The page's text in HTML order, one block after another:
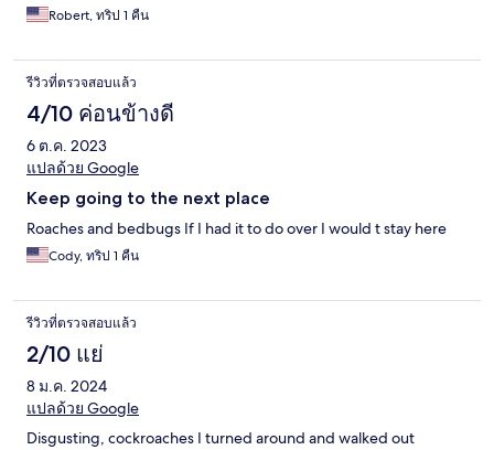
Robert, ทริป 1 คืน
รีวิวที่ตรวจสอบแล้ว
4/10 ค่อนข้างดี
6 ต.ค. 2023
แปลด้วย Google
Keep going to the next place
Roaches and bedbugs If I had it to do over I would t stay here
Cody, ทริป 1 คืน
รีวิวที่ตรวจสอบแล้ว
2/10 แย่
8 ม.ค. 2024
แปลด้วย Google
Disgusting, cockroaches I turned around and walked out